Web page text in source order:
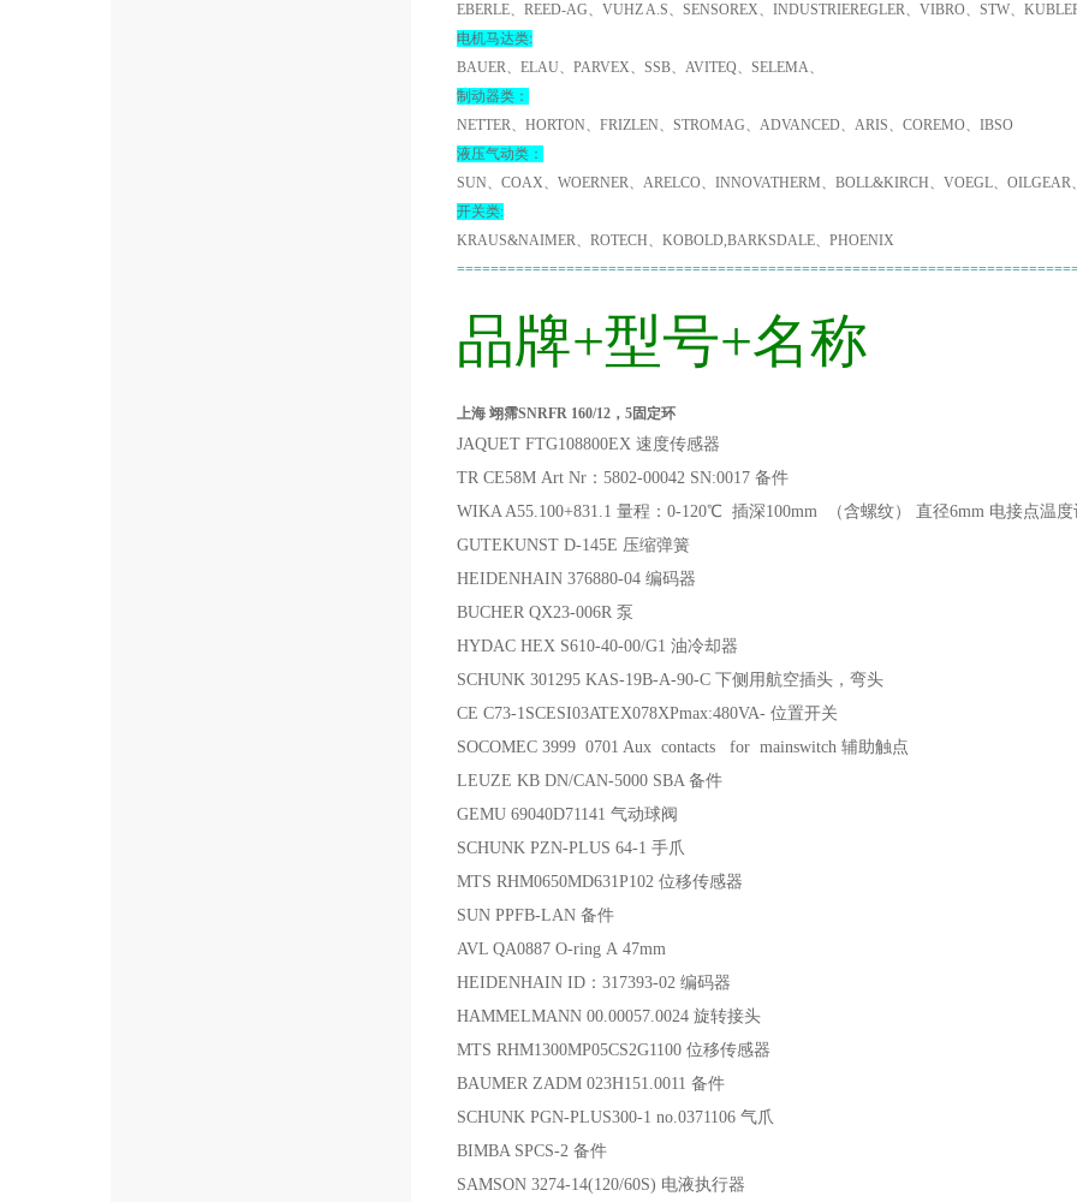
EBERLE、REED-AG、VUHZ A.S、SENSOREX、INDUSTRIEREGLER、VIBRO、STW、
电机马达类:
BAUER、ELAU、PARVEX、SSB、AVITEQ、SELEMA、
制动器类：
NETTER、HORTON、FRIZLEN、STROMAG、ADVANCED、ARIS、COREMO、IBSO
液压气动类：
SUN、COAX、WOERNER、ARELCO、INNOVATHERM、BOLL&KIRCH、VOEGL、OILGEAR
开关类:
KRAUS&NAIMER、ROTECH、KOBOLD,BARKSDALE、PHOENIX
品牌+型号+名称
上海 翊霈SNRFR 160/12，5固定环
JAQUET FTG108800EX 速度传感器
TR CE58M Art Nr：5802-00042 SN:0017 备件
WIKA A55.100+831.1 量程：0-120℃ 插深100mm （含螺纹） 直径6mm 电接点温度
GUTEKUNST D-145E 压缩弹簧
HEIDENHAIN 376880-04 编码器
BUCHER QX23-006R 泵
HYDAC HEX S610-40-00/G1 油冷却器
SCHUNK 301295 KAS-19B-A-90-C 下侧用航空插头，弯头
CE C73-1SCESI03ATEX078XPmax:480VA- 位置开关
SOCOMEC 3999 0701 Aux contacts for mainswitch 辅助触点
LEUZE KB DN/CAN-5000 SBA 备件
GEMU 69040D71141 气动球阀
SCHUNK PZN-PLUS 64-1 手爪
MTS RHM0650MD631P102 位移传感器
SUN PPFB-LAN 备件
AVL QA0887 O-ring A 47mm
HEIDENHAIN ID：317393-02 编码器
HAMMELMANN 00.00057.0024 旋转接头
MTS RHM1300MP05CS2G1100 位移传感器
BAUMER ZADM 023H151.0011 备件
SCHUNK PGN-PLUS300-1 no.0371106 气爪
BIMBA SPCS-2 备件
SAMSON 3274-14(120/60S) 电液执行器